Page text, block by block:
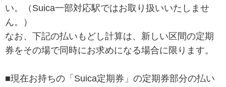
い。（Suica一部対応駅ではお取り扱いいたしませ
ん。）
なお、下記の払いもどし計算は、新しい区間の定期
券をその場で同時にお求めになる場合に限ります。
■現在お持ちの「Suica定期券」の定期券部分の払い